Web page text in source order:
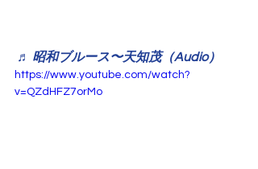
♬ 昭和ブルース〜天知茂（Audio）
https://www.youtube.com/watch?
v=QZdHFZ7orMo